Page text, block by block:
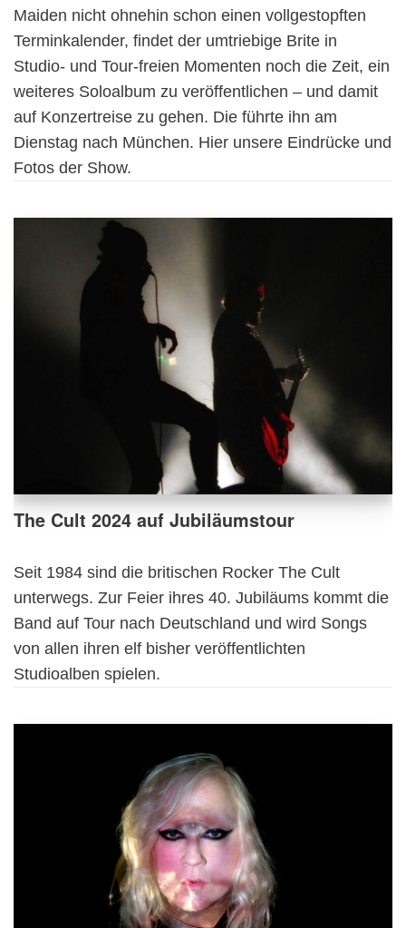
Maiden nicht ohnehin schon einen vollgestopften
Terminkalender, findet der umtriebige Brite in
Studio- und Tour-freien Momenten noch die Zeit, ein
weiteres Soloalbum zu veröffentlichen – und damit
auf Konzertreise zu gehen. Die führte ihn am
Dienstag nach München. Hier unsere Eindrücke und
Fotos der Show.
The Cult 2024 auf Jubiläumstour
Seit 1984 sind die britischen Rocker The Cult
unterwegs. Zur Feier ihres 40. Jubiläums kommt die
Band auf Tour nach Deutschland und wird Songs
von allen ihren elf bisher veröffentlichten
Studioalben spielen.